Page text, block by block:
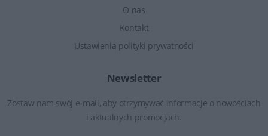
O nas
Kontakt
Ustawienia polityki prywatności
Newsletter
Zostaw nam swój e-mail, aby otrzymywać informacje o nowościach
i aktualnych promocjach.